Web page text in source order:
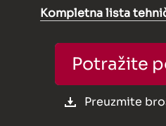
Kompletna lista
Potražite
Preuzmite